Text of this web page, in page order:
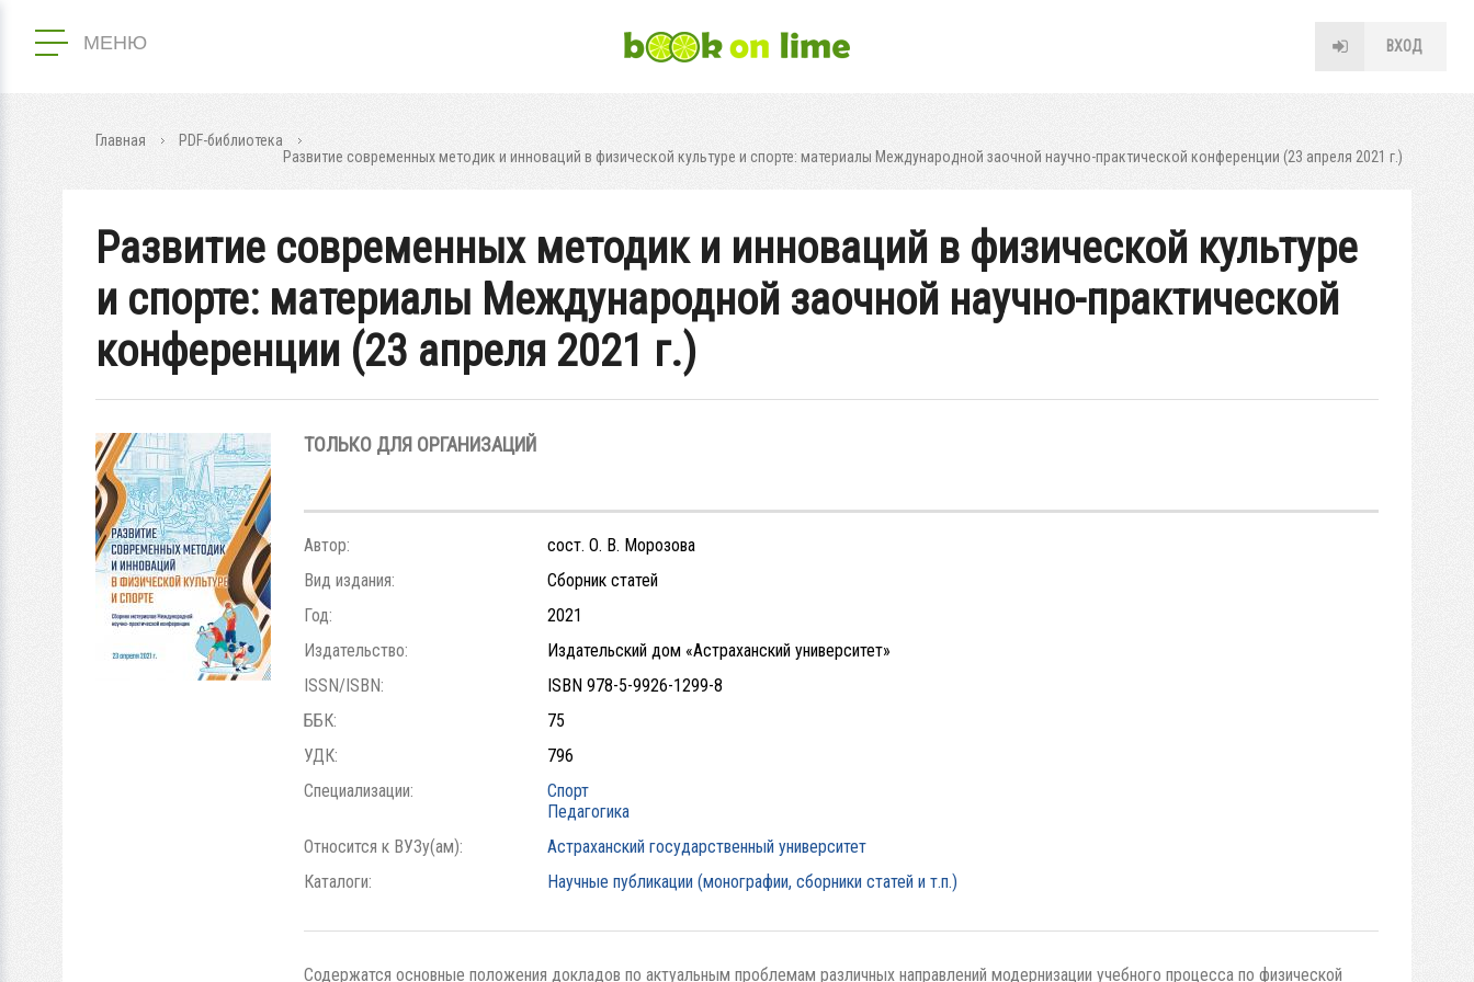
МЕНЮ ВХОД
Главная
PDF-библиотека
Развитие современных методик и инноваций в физической культуре и спорте: материалы Международной заочной научно-практической конференции (23 апреля 2021 г.)
Развитие современных методик и инноваций в физической культуре
и спорте: материалы Международной заочной научно-практической
конференции (23 апреля 2021 г.)
ТОЛЬКО ДЛЯ ОРГАНИЗАЦИЙ
Автор:
сост. О. В. Морозова
Вид издания:
Сборник статей
Год:
2021
Издательство:
Издательский дом «Астраханский университет»
ISSN/ISBN:
ISBN 978-5-9926-1299-8
ББК:
75
УДК:
796
Специализации:
Спорт
Педагогика
Относится к ВУЗу(ам):
Астраханский государственный университет
Каталоги:
Научные публикации (монографии, сборники статей и т.п.)
Содержатся основные положения докладов по актуальным проблемам различных направлений модернизации учебного процесса по физической